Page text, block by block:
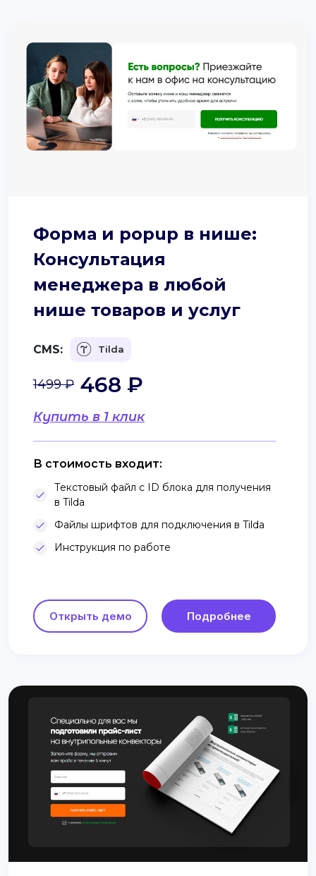
Форма и popup в нише:
Консультация
менеджера в любой
нише товаров и услуг
CMS: Tilda
Купить в 1 клик
1499 ₽ 468 ₽
В стоимость входит:
Текстовый файл с ID блока для получения
в Tilda
Файлы шрифтов для подключения в Tilda
Инструкция по работе
Открыть демо Подробнее